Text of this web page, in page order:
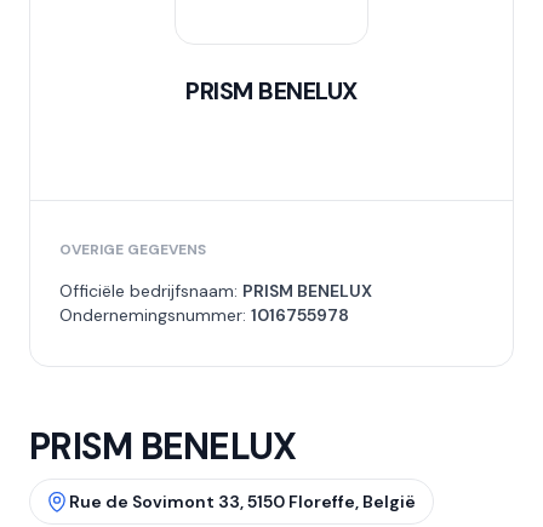
PRISM BENELUX
OVERIGE GEGEVENS
Officiële bedrijfsnaam: PRISM BENELUX
Ondernemingsnummer: 1016755978
PRISM BENELUX
Rue de Sovimont 33, 5150 Floreffe, België